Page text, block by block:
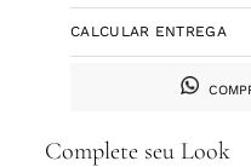
CALCULAR ENTREGA
Complete seu Look